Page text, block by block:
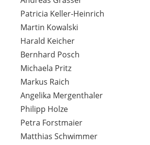
Patricia Keller-Heinrich
Martin Kowalski
Harald Keicher
Bernhard Posch
Michaela Pritz
Markus Raich
Angelika Mergenthaler
Philipp Holze
Petra Forstmaier
Matthias Schwimmer